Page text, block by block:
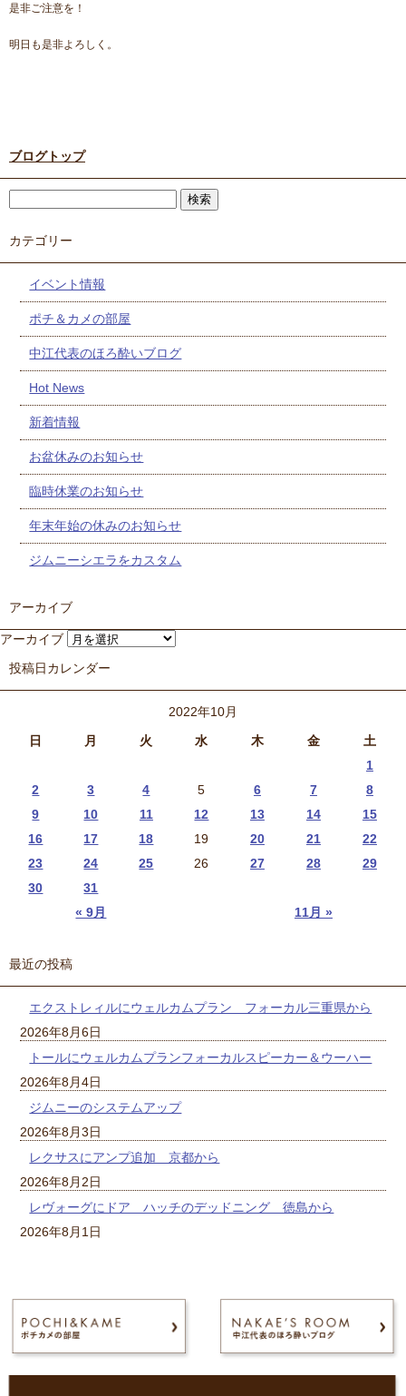
是非ご注意を！
明日も是非よろしく。
ブログトップ
カテゴリー
イベント情報
ポチ＆カメの部屋
中江代表のほろ酔いブログ
Hot News
新着情報
お盆休みのお知らせ
臨時休業のお知らせ
年末年始の休みのお知らせ
ジムニーシエラをカスタム
アーカイブ
アーカイブ
投稿日カレンダー
2022年10月
日
月 火 水 木 金 土
« 9月 11月 »
1
2
3 4 5 6 7
8
9
10 11 12 13 14
15
16
17 18 19 20 21
22
23
24 25 26 27 28
29
30
31
最近の投稿
エクストレィルにウェルカムプラン フォーカル三重県から
2026年8月6日
トールにウェルカムプランフォーカルスピーカー＆ウーハー
2026年8月4日
ジムニーのシステムアップ
2026年8月3日
レクサスにアンプ追加 京都から
2026年8月2日
レヴォーグにドア ハッチのデッドニング 徳島から
2026年8月1日